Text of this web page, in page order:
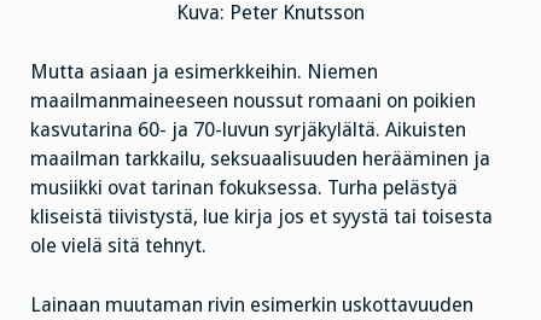
Kuva: Peter Knutsson
Mutta asiaan ja esimerkkeihin. Niemen
maailmanmaineeseen noussut romaani on poikien
kasvutarina 60- ja 70-luvun syrjäkylältä. Aikuisten
maailman tarkkailu, seksuaalisuuden herääminen ja
musiikki ovat tarinan fokuksessa. Turha pelästyä
kliseistä tiivistystä, lue kirja jos et syystä tai toisesta
ole vielä sitä tehnyt.
Lainaan muutaman rivin esimerkin uskottavuuden